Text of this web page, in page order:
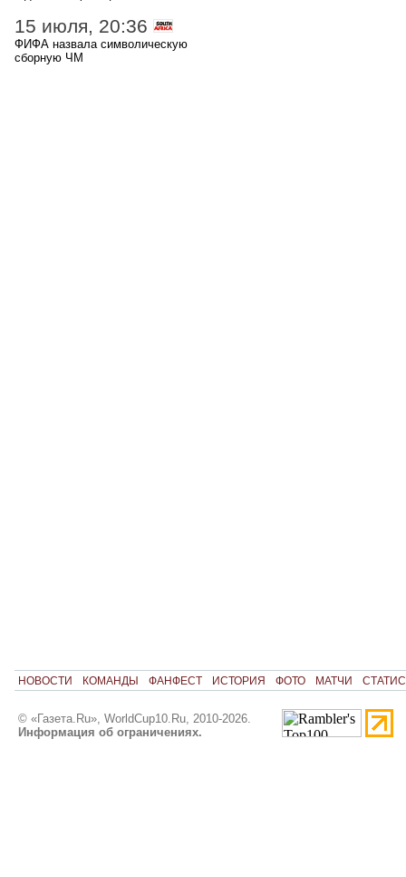
15 июля, 20:36
ФИФА назвала символическую
сборную ЧМ
НОВОСТИ КОМАНДЫ ФАНФЕСТ ИСТОРИЯ ФОТО МАТЧИ
© «Газета.Ru», WorldCup10.Ru, 2010-2026.
Информация об ограничениях.